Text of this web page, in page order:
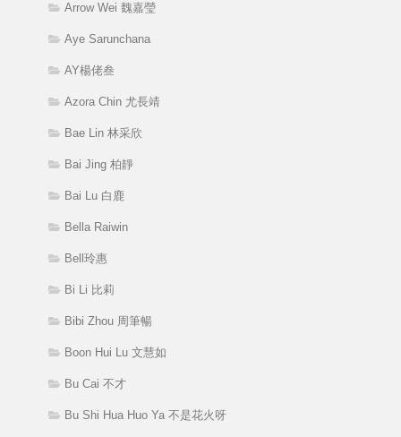
Arrow Wei 魏嘉瑩
Aye Sarunchana
AY楊佬叁
Azora Chin 尤長靖
Bae Lin 林采欣
Bai Jing 柏靜
Bai Lu 白鹿
Bella Raiwin
Bell玲惠
Bi Li 比莉
Bibi Zhou 周筆暢
Boon Hui Lu 文慧如
Bu Cai 不才
Bu Shi Hua Huo Ya 不是花火呀